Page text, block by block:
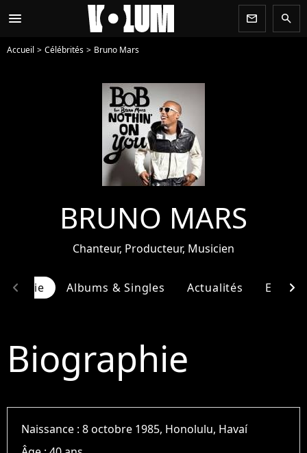
menu newsletter search
Accueil Célébrités Bruno Mars
BRUNO MARS
Chanteur, Producteur, Musicien
Albums & Singles Actualités
chevron_left chevron_right
Biographie
Naissance :8 octobre 1985, Honolulu, Havaí